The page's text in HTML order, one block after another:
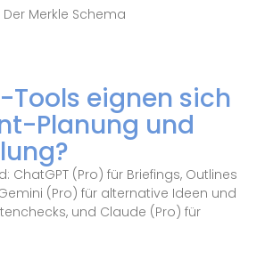
Merkle Schema
Tools eignen sich
Planung und
ChatGPT (Pro) für Briefings, Outlines
(Pro) für alternative Ideen und
und Claude (Pro) für